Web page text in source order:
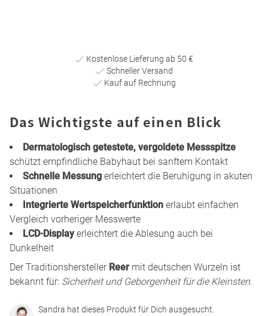
Kostenlose Lieferung ab 50 €
Schneller Versand
Kauf auf Rechnung
Das Wichtigste auf einen Blick
Dermatologisch getestete, vergoldete Messspitze
schützt empfindliche Babyhaut bei sanftem Kontakt
Schnelle Messung erleichtert die Beruhigung in akuten
Situationen
Integrierte Wertspeicherfunktion erlaubt einfachen
Vergleich vorheriger Messwerte
LCD-Displayerleichtert die Ablesung auch bei
Dunkelheit
Der Traditionshersteller Reer mit deutschen Wurzeln ist
bekannt für: Sicherheit und Geborgenheit für die Kleinsten.
Sandra hat dieses Produkt für Dich ausgesucht.